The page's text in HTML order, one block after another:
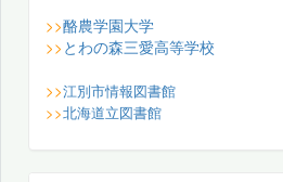
>>酪農学園大学
>> とわの森三愛高等学校
>>江別市情報図書館
>>北海道立図書館